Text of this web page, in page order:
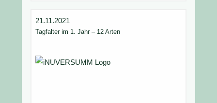
21.11.2021
Tagfalter im 1. Jahr – 12 Arten